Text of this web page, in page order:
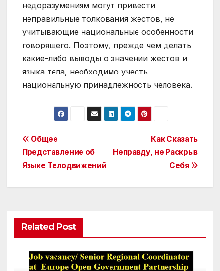
недоразумениям могут привести
неправильные толкования жестов, не
учитывающие национальные особенности
говорящего. Поэтому, прежде чем делать
какие-либо выводы о значении жестов и
языка тела, необходимо учесть
национальную принадлежность человека.
Post
navigation
Как Сказать
Неправду, не Раскрыв
Себя
Общее
Представление об
Языке Телодвижений
Related Post